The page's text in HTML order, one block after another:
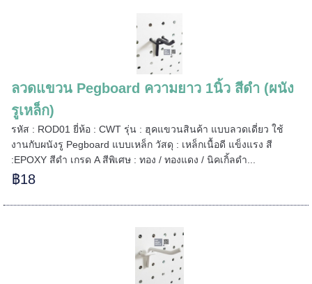
ลวดแขวน Pegboard ความยาว 1นิ้ว สีดำ (ผนัง
รูเหล็ก)
รหัส : ROD01 ยี่ห้อ : CWT รุ่น : ฮุคแขวนสินค้า แบบลวดเดี่ยว ใช้
งานกับผนังรู Pegboard แบบเหล็ก วัสดุ : เหล็กเนื้อดี แข็งแรง สี
:EPOXY สีดำ เกรด A สีพิเศษ : ทอง / ทองแดง / นิคเกิ้ลดำ...
฿18